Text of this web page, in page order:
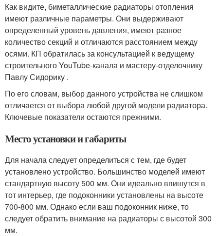
Как видите, биметаллические радиаторы отопления
имеют различные параметры. Они выдерживают
определенный уровень давления, имеют разное
количество секций и отличаются расстоянием между
осями. КП обратилась за консультацией к ведущему
строительного YouTube-канала и мастеру-отделочнику
Павлу Сидорику .
По его словам, выбор данного устройства не слишком
отличается от выбора любой другой модели радиатора.
Ключевые показатели остаются прежними.
Место установки и габариты
Для начала следует определиться с тем, где будет
установлено устройство. Большинство моделей имеют
стандартную высоту 500 мм. Они идеально впишутся в
тот интерьер, где подоконники установлены на высоте
700-800 мм. Однако если ваш подоконник ниже, то
следует обратить внимание на радиаторы с высотой 300
мм.